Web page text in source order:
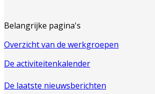
Belangrijke pagina's
Overzicht van de werkgroepen
De activiteitenkalender
De laatste nieuwsberichten